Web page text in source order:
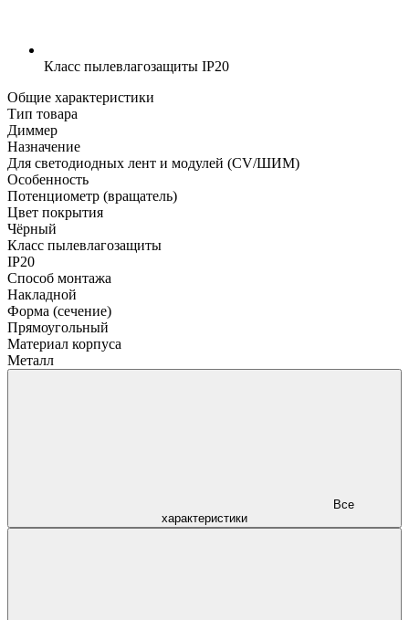
Класс пылевлагозащиты IP20
Общие характеристики
Тип товара
Диммер
Назначение
Для светодиодных лент и модулей (CV/ШИМ)
Особенность
Потенциометр (вращатель)
Цвет покрытия
Чёрный
Класс пылевлагозащиты
IP20
Способ монтажа
Накладной
Форма (сечение)
Прямоугольный
Материал корпуса
Металл
характеристики